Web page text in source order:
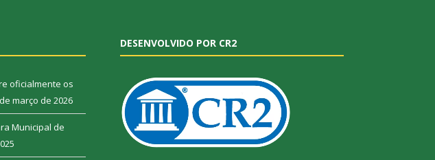
oficialmente os
março de 2026
Municipal de
DESENVOLVIDO POR CR2